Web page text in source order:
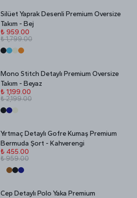
Stokta Yok
İNDİRİM
Silüet Yaprak Desenli Premium Oversize
Takım - Bej
₺ 959.00
₺ 1,799.00
Stokta Yok
İNDİRİM
Mono Stitch Detaylı Premium Oversize
Takım - Beyaz
₺ 1,199.00
₺ 2,199.00
Stokta Yok
İNDİRİM
Yırtmaç Detaylı Gofre Kumaş Premium
Bermuda Şort - Kahverengi
₺ 455.00
₺ 959.00
Stokta Yok
Cep Detaylı Polo Yaka Premium